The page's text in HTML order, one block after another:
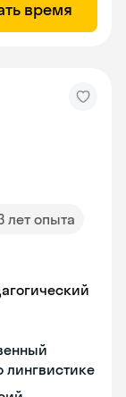
время
лет опыта
лингвистике